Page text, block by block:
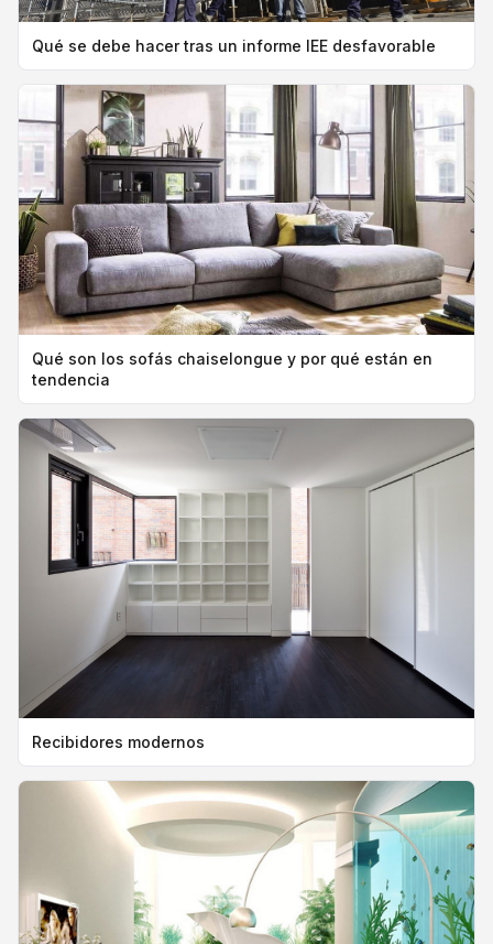
Qué se debe hacer tras un informe IEE desfavorable
Qué son los sofás chaiselongue y por qué están en
tendencia
Recibidores modernos